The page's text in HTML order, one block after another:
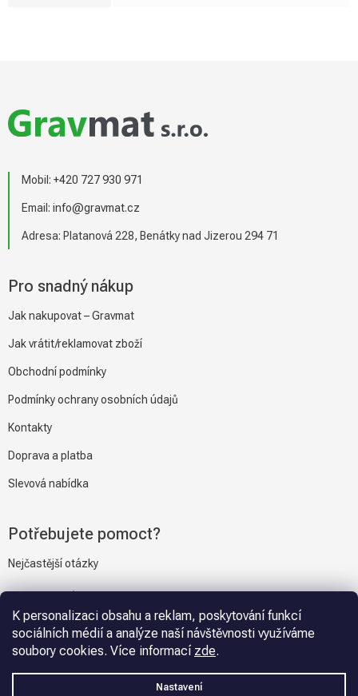
K personalizaci obsahu a reklam, poskytování funkcí
sociálních médií a analýze naší návštěvnosti využíváme
soubory cookies. Více informací zde.
Nastavení
p
a
Mobil: +420 727 930 971
Email: info@gravmat.cz
Adresa: Platanová 228, Benátky nad Jizerou 294 71
Pro snadný nákup
Jak nakupovat – Gravmat
Jak vrátit/reklamovat zboží
Obchodní podmínky
Podmínky ochrany osobních údajů
Kontakty
Doprava a platba
Slevová nabídka
Potřebujete pomoct?
Nejčastější otázky
Napiště nám